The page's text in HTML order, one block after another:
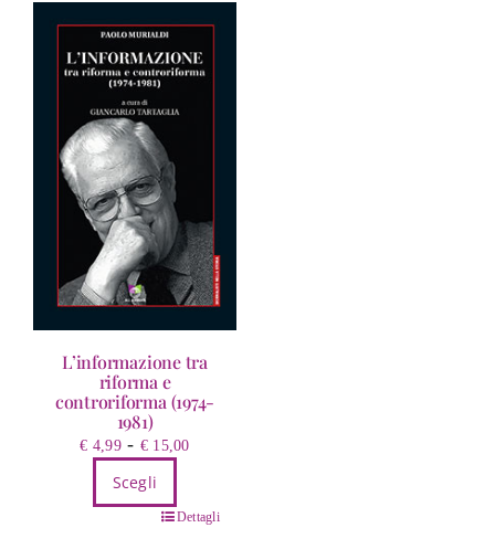
Catalogo
L’informazione tra
riforma e
controriforma (1974-
1981)
€ 4,99 - € 15,00Fascia
da
Scegli
Dettagli